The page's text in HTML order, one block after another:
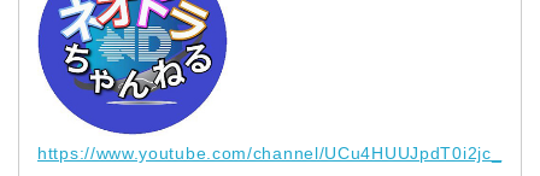
https://www.youtube.com/channel/UCu4HUUJpdT0i2jc_